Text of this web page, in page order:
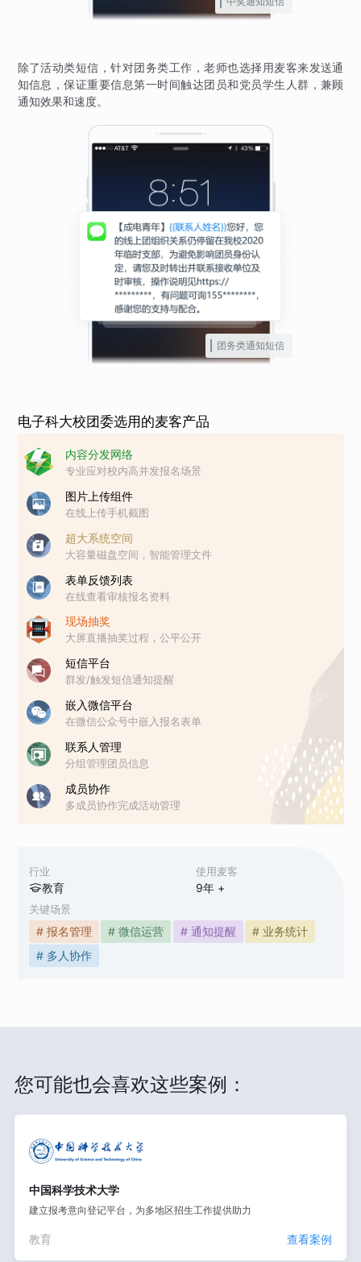
行业
教育
使用麦客
9年 +
关键场景
# 报名管理 # 微信运营 # 通知提醒
# 业务统计
# 多人协作
除了活动类短信，针对团务类工作，老师也选择用麦客来发送通
知信息，保证重要信息第一时间触达团员和党员学生人群，兼顾
通知效果和速度。
团务类通知短信
电子科大校团委选用的麦客产品
内容分发网络
专业应对校内高并发报名场景
图片上传组件
在线上传手机截图
超大系统空间
大容量磁盘空间，智能管理文件
表单反馈列表
在线查看审核报名资料
现场抽奖
大屏直播抽奖过程，公平公开
短信平台
群发/触发短信通知提醒
嵌入微信平台
在微信公众号中嵌入报名表单
联系人管理
分组管理团员信息
成员协作
多成员协作完成活动管理
您可能也会喜欢这些案例：
中国科学技术大学
建立报考意向登记平台，为多地区招生工作提供助力
教育 查看案例